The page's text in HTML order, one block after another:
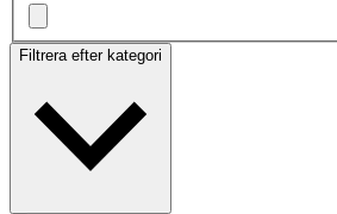
Filtrera efter kategori